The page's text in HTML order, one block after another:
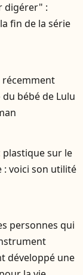
digérer" :
fin de la série
récemment
bébé de Lulu
plastique sur le
: voici son utilité
personnes qui
développé une